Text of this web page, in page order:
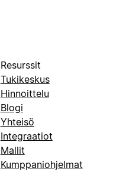
Resurssit
Tukikeskus
Hinnoittelu
Blogi
Yhteisö
Integraatiot
Mallit
Kumppaniohjelmat